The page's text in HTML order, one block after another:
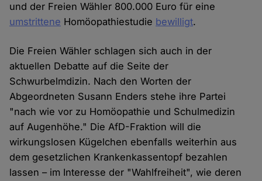
und der Freien Wähler 800.000 Euro für eine
umstrittene Homöopathiestudie bewilligt.
Die Freien Wähler schlagen sich auch in der
aktuellen Debatte auf die Seite der
Schwurbelmdizin. Nach den Worten der
Abgeordneten Susann Enders stehe ihre Partei
"nach wie vor zu Homöopathie und Schulmedizin
auf Augenhöhe." Die AfD-Fraktion will die
wirkungslosen Kügelchen ebenfalls weiterhin aus
dem gesetzlichen Krankenkassentopf bezahlen
lassen – im Interesse der "Wahlfreiheit", wie deren